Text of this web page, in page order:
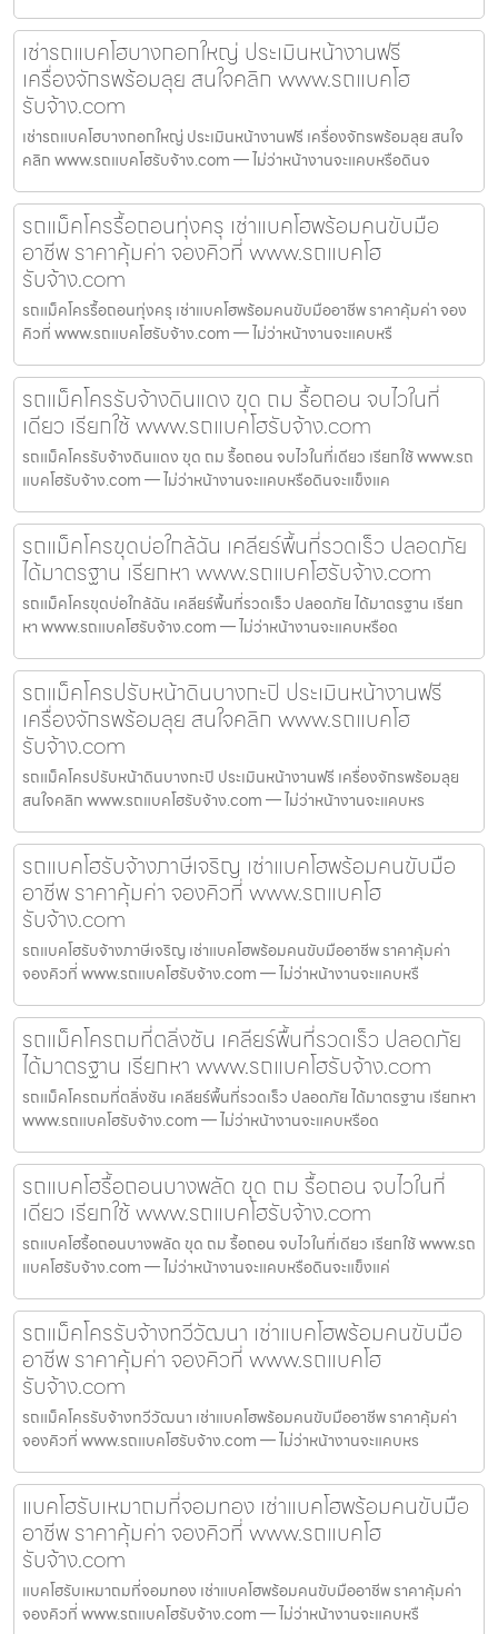
เช่ารถแบคโฮบางกอกใหญ่ ประเมินหน้างานฟรี
เครื่องจักรพร้อมลุย สนใจคลิก www.รถแบคโฮ
รับจ้าง.com
เช่ารถแบคโฮบางกอกใหญ่ ประเมินหน้างานฟรี เครื่องจักรพร้อมลุย สนใจ
คลิก www.รถแบคโฮรับจ้าง.com — ไม่ว่าหน้างานจะแคบหรือดินจ
รถแม็คโครรื้อถอนทุ่งครุ เช่าแบคโฮพร้อมคนขับมือ
อาชีพ ราคาคุ้มค่า จองคิวที่ www.รถแบคโฮ
รับจ้าง.com
รถแม็คโครรื้อถอนทุ่งครุ เช่าแบคโฮพร้อมคนขับมืออาชีพ ราคาคุ้มค่า จอง
คิวที่ www.รถแบคโฮรับจ้าง.com — ไม่ว่าหน้างานจะแคบหรื
รถแม็คโครรับจ้างดินแดง ขุด ถม รื้อถอน จบไวในที่
เดียว เรียกใช้ www.รถแบคโฮรับจ้าง.com
รถแม็คโครรับจ้างดินแดง ขุด ถม รื้อถอน จบไวในที่เดียว เรียกใช้ www.รถ
แบคโฮรับจ้าง.com — ไม่ว่าหน้างานจะแคบหรือดินจะแข็งแค
รถแม็คโครขุดบ่อใกล้ฉัน เคลียร์พื้นที่รวดเร็ว ปลอดภัย
ได้มาตรฐาน เรียกหา www.รถแบคโฮรับจ้าง.com
รถแม็คโครขุดบ่อใกล้ฉัน เคลียร์พื้นที่รวดเร็ว ปลอดภัย ได้มาตรฐาน เรียก
หา www.รถแบคโฮรับจ้าง.com — ไม่ว่าหน้างานจะแคบหรือด
รถแม็คโครปรับหน้าดินบางกะปิ ประเมินหน้างานฟรี
เครื่องจักรพร้อมลุย สนใจคลิก www.รถแบคโฮ
รับจ้าง.com
รถแม็คโครปรับหน้าดินบางกะปิ ประเมินหน้างานฟรี เครื่องจักรพร้อมลุย
สนใจคลิก www.รถแบคโฮรับจ้าง.com — ไม่ว่าหน้างานจะแคบหร
รถแบคโฮรับจ้างภาษีเจริญ เช่าแบคโฮพร้อมคนขับมือ
อาชีพ ราคาคุ้มค่า จองคิวที่ www.รถแบคโฮ
รับจ้าง.com
รถแบคโฮรับจ้างภาษีเจริญ เช่าแบคโฮพร้อมคนขับมืออาชีพ ราคาคุ้มค่า
จองคิวที่ www.รถแบคโฮรับจ้าง.com — ไม่ว่าหน้างานจะแคบหรื
รถแม็คโครถมที่ตลิ่งชัน เคลียร์พื้นที่รวดเร็ว ปลอดภัย
ได้มาตรฐาน เรียกหา www.รถแบคโฮรับจ้าง.com
รถแม็คโครถมที่ตลิ่งชัน เคลียร์พื้นที่รวดเร็ว ปลอดภัย ได้มาตรฐาน เรียกหา
www.รถแบคโฮรับจ้าง.com — ไม่ว่าหน้างานจะแคบหรือด
รถแบคโฮรื้อถอนบางพลัด ขุด ถม รื้อถอน จบไวในที่
เดียว เรียกใช้ www.รถแบคโฮรับจ้าง.com
รถแบคโฮรื้อถอนบางพลัด ขุด ถม รื้อถอน จบไวในที่เดียว เรียกใช้ www.รถ
แบคโฮรับจ้าง.com — ไม่ว่าหน้างานจะแคบหรือดินจะแข็งแค่
รถแม็คโครรับจ้างทวีวัฒนา เช่าแบคโฮพร้อมคนขับมือ
อาชีพ ราคาคุ้มค่า จองคิวที่ www.รถแบคโฮ
รับจ้าง.com
รถแม็คโครรับจ้างทวีวัฒนา เช่าแบคโฮพร้อมคนขับมืออาชีพ ราคาคุ้มค่า
จองคิวที่ www.รถแบคโฮรับจ้าง.com — ไม่ว่าหน้างานจะแคบหร
แบคโฮรับเหมาถมที่จอมทอง เช่าแบคโฮพร้อมคนขับมือ
อาชีพ ราคาคุ้มค่า จองคิวที่ www.รถแบคโฮ
รับจ้าง.com
แบคโฮรับเหมาถมที่จอมทอง เช่าแบคโฮพร้อมคนขับมืออาชีพ ราคาคุ้มค่า
จองคิวที่ www.รถแบคโฮรับจ้าง.com — ไม่ว่าหน้างานจะแคบหรื